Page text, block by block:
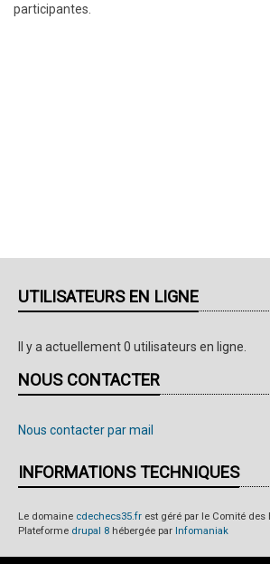
participantes.
UTILISATEURS EN LIGNE
Il y a actuellement 0 utilisateurs en ligne.
NOUS CONTACTER
Nous contacter par mail
INFORMATIONS TECHNIQUES
Le domaine cdechecs35.fr est géré par le Comité des
Plateforme drupal 8 hébergée par Infomaniak